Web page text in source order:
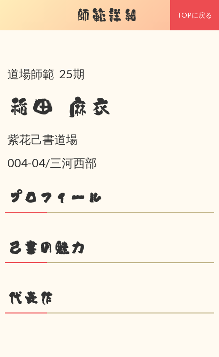
師範詳細 TOPに戻る
道場師範 25期
稲田 麻衣
紫花己書道場
004-04/三河西部
プロフィール
己書の魅力
代表作